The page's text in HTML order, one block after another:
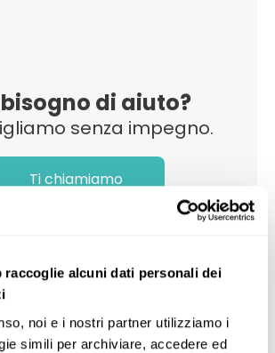
raccoglie alcuni dati personali dei
noi e i nostri partner utilizziamo i
simili per archiviare, accedere ed
di aiuto?
senza impegno.
Ti chiamiamo
MSC Seaview